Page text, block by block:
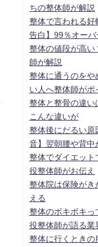
ちの整体師が解説
整体で言われる好
告白】99％オーバ
整体の値段が高い
師が解説
整体に通うのをや
い人へ整体師がポ
整体と整骨の違い
こんな違いが
整体後にだるい原
音】翌朝腰や背中
整体でダイエット
役整体師がお伝え
整体院は保険がき
える
整体のボキボキっ
役整体師が語る業
整体に行くときの